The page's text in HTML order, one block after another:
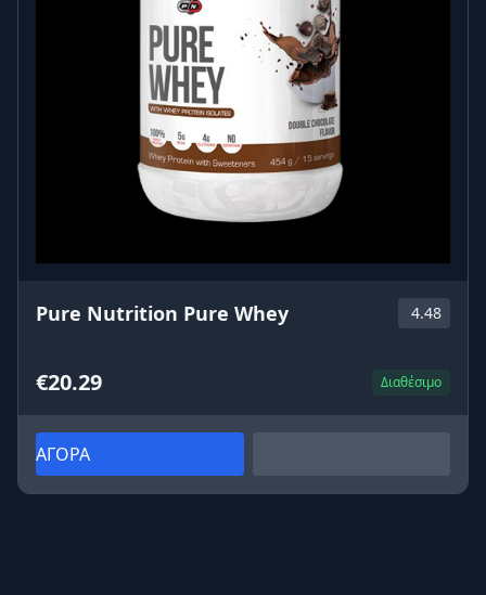
Pure Nutrition Pure Whey 4.48
€20.29 Διαθέσιμο
ΑΓΟΡΑ